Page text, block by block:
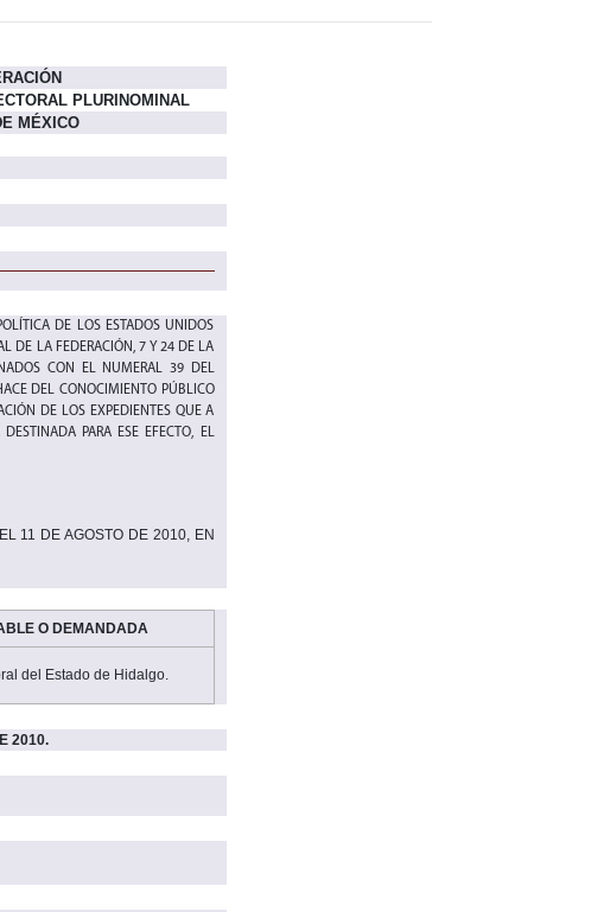
PLURINOMINAL
MÉXICO
DE LOS ESTADOS UNIDOS
DE LA FEDERACIÓN, 7 Y 24 DE LA
CON EL NUMERAL 39 DEL
DEL CONOCIMIENTO PÚBLICO
DE LOS EXPEDIENTES QUE A
PARA ESE EFECTO, EL
11 DE AGOSTO DE 2010, EN
O DEMANDADA
del Estado de Hidalgo.
2010.